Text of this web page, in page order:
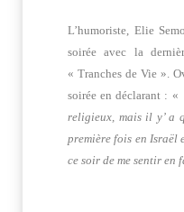
L’humoriste, Elie
soirée avec la
« Tranches de Vie ».
soirée en déclarant : «
religieux, mais il y’ a
première fois en Israël
ce soir de me sentir en